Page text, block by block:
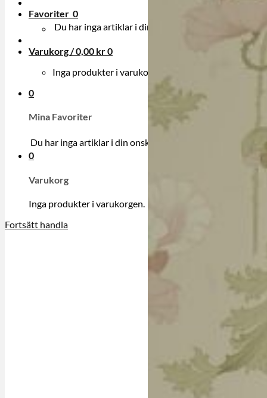
Favoriter 0
Du har inga artiklar i din onskelista.
Varukorg /0,00 kr0
Inga produkter i varukorgen.
0
Mina Favoriter
Du har inga artiklar i din onskelista.
0
Varukorg
Inga produkter i varukorgen.
Fortsätt handla